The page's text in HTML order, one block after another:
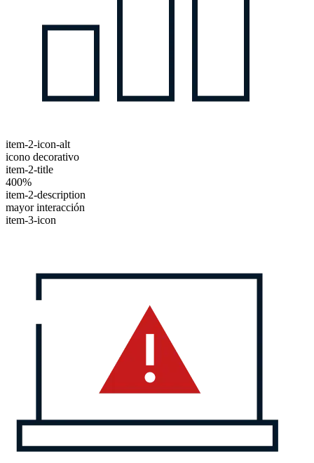
item-2-icon-alt
icono decorativo
item-2-title
400%
item-2-description
mayor interacción
item-3-icon